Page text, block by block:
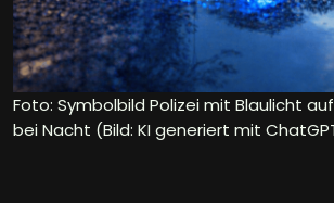
Foto: Symbolbild Polizei mit Blaulicht
bei Nacht (Bild: KI generiert mit